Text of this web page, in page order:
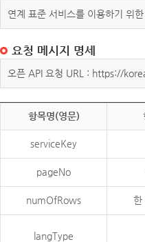
연계 표준 서비스를 이용하기 위
요청 메시지 명세
오픈 API 요청 URL : https://
항목명(영문)
serviceKey
pageNo
numOfRows 한
langType